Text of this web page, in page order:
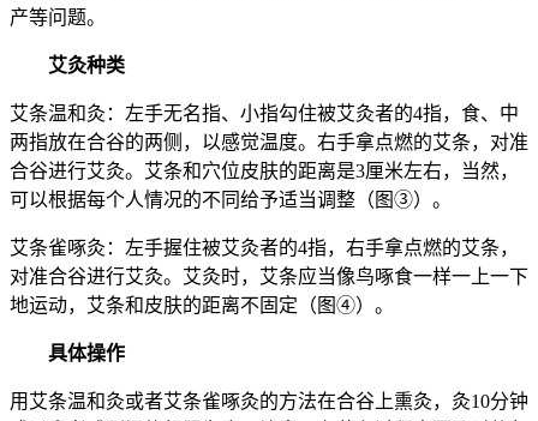
产等问题。
艾灸种类
艾条温和灸：左手无名指、小指勾住被艾灸者的4指，食、中
两指放在合谷的两侧，以感觉温度。右手拿点燃的艾条，对准
合谷进行艾灸。艾条和穴位皮肤的距离是3厘米左右，当然，
可以根据每个人情况的不同给予适当调整（图③）。
艾条雀啄灸：左手握住被艾灸者的4指，右手拿点燃的艾条，
对准合谷进行艾灸。艾灸时，艾条应当像鸟啄食一样一上一下
地运动，艾条和皮肤的距离不固定（图④）。
具体操作
用艾条温和灸或者艾条雀啄灸的方法在合谷上熏灸，灸10分钟